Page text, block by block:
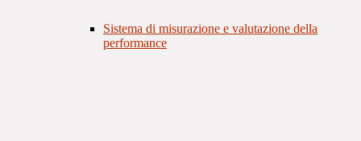
Sistema di misurazione e valutazione della
performance